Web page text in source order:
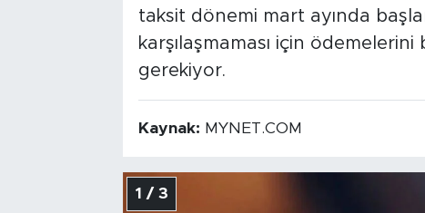
taksit dönemi mart ayında
karşılaşmaması için
gerekiyor.
Kaynak: MYNET.COM
1 / 3